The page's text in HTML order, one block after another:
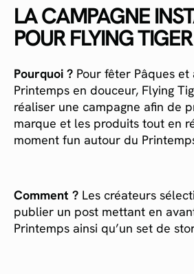
LA CAMPAGNE
POUR FLYING TIGER
Pourquoi ? Pour fêter Pâques
Printemps en douceur, Flying
réaliser une campagne afin de
marque et les produits tout en
moment fun autour du
Comment ? Les créateurs
publier un post mettant en
Printemps ainsi qu’un set de